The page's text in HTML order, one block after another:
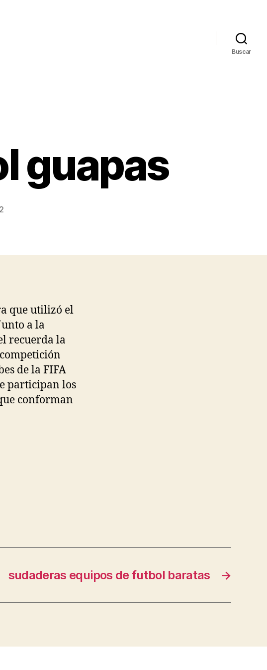
Buscar
guapas
que utilizó el
a la
recuerda la
de la FIFA
participan los
conforman
→
sudaderas equipos de futbol baratas